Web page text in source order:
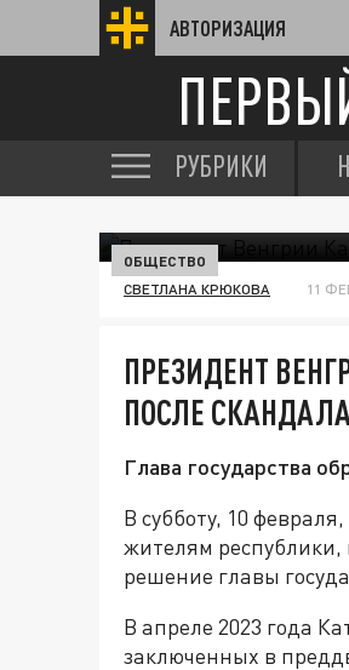
АВТОРИЗАЦИЯ
РУБРИКИ
ОБЩЕСТВО
СВЕТЛАНА КРЮКОВА 11
ПРЕЗИДЕНТ
ПОСЛЕ
Глава государства
В субботу, 10
жителям республики,
решение главы
В апреле 2023 года
заключенных в